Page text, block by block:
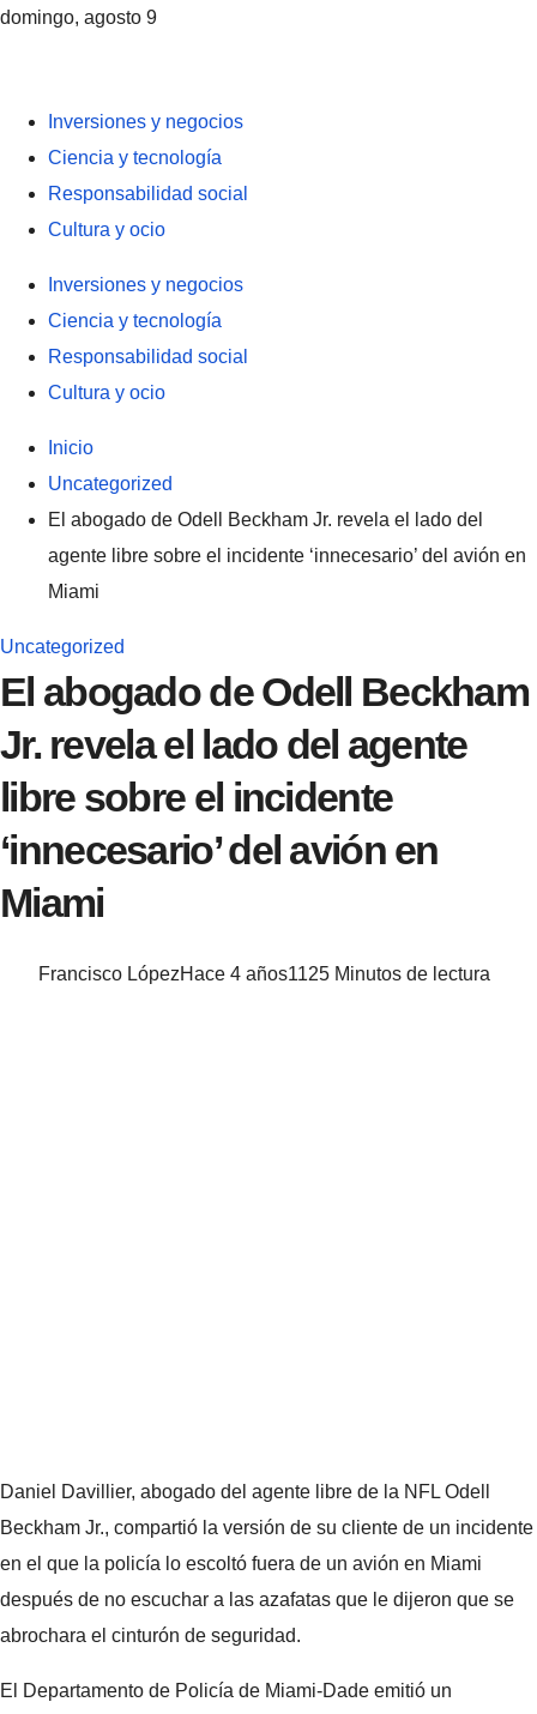
domingo, agosto 9
Inversiones y negocios
Ciencia y tecnología
Responsabilidad social
Cultura y ocio
Inversiones y negocios
Ciencia y tecnología
Responsabilidad social
Cultura y ocio
Inicio
Uncategorized
El abogado de Odell Beckham Jr. revela el lado del
agente libre sobre el incidente ‘innecesario’ del avión en
Miami
Uncategorized
El abogado de Odell Beckham
Jr. revela el lado del agente
libre sobre el incidente
‘innecesario’ del avión en
Miami
Francisco LópezHace 4 años1125 Minutos de lectura
Daniel Davillier, abogado del agente libre de la NFL Odell
Beckham Jr., compartió la versión de su cliente de un incidente
en el que la policía lo escoltó fuera de un avión en Miami
después de no escuchar a las azafatas que le dijeron que se
abrochara el cinturón de seguridad.
El Departamento de Policía de Miami-Dade emitió un